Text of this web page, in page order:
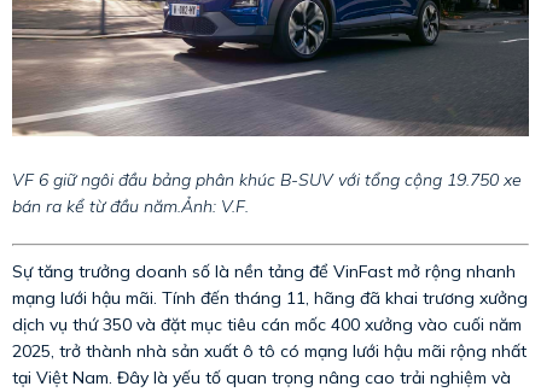
VF 6 giữ ngôi đầu bảng phân khúc B-SUV với tổng cộng 19.750 xe
bán ra kể từ đầu năm.Ảnh: V.F.
Sự tăng trưởng doanh số là nền tảng để VinFast mở rộng nhanh
mạng lưới hậu mãi. Tính đến tháng 11, hãng đã khai trương xưởng
dịch vụ thứ 350 và đặt mục tiêu cán mốc 400 xưởng vào cuối năm
2025, trở thành nhà sản xuất ô tô có mạng lưới hậu mãi rộng nhất
tại Việt Nam. Đây là yếu tố quan trọng nâng cao trải nghiệm và